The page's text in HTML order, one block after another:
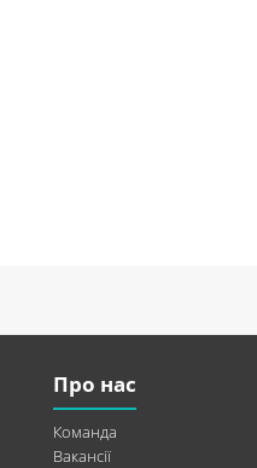
Про нас
Команда
Вакансії